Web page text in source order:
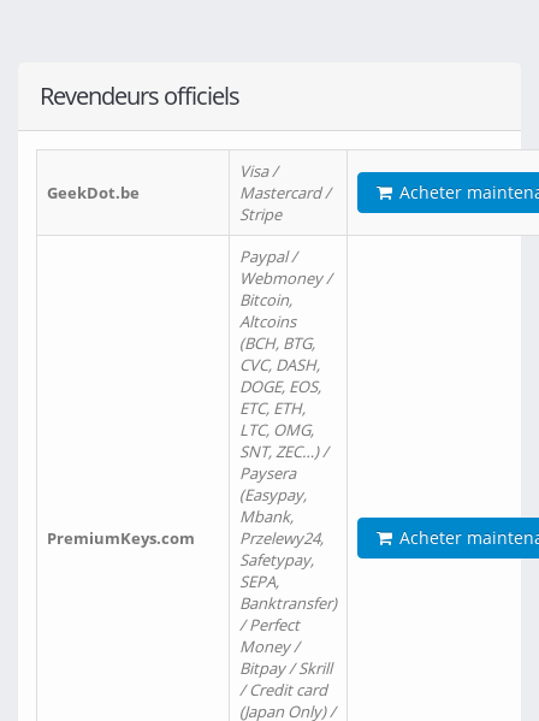
Revendeurs officiels
GeekDot.be
Visa /
Mastercard /
Stripe
Acheter
PremiumKeys.com
Paypal /
Webmoney /
Bitcoin,
Altcoins
(BCH, BTG,
CVC, DASH,
DOGE, EOS,
ETC, ETH,
LTC, OMG,
SNT, ZEC…) /
Paysera
(Easypay,
Mbank,
Przelewy24,
Safetypay,
SEPA,
Banktransfer)
/ Perfect
Money /
Bitpay / Skrill
/ Credit card
(Japan Only) /
Acheter